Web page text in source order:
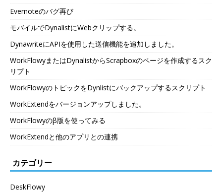
Evernoteのバグ再び
モバイルでDynalistにWebクリップする。
DynawriteにAPIを使用した送信機能を追加しました。
WorkFlowyまたはDynalistからScrapboxのページを作成するスク
リプト
WorkFlowyのトピックをDynlistにバックアップするスクリプト
WorkExtendをバージョンアップしました。
WorkFlowyのβ版を使ってみる
WorkExtendと他のアプリとの連携
カテゴリー
DeskFlowy